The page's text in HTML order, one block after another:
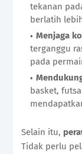
tekanan
berlatih
Menjaga
terganggu
pada
basket,
Selain itu,
Tidak perlu